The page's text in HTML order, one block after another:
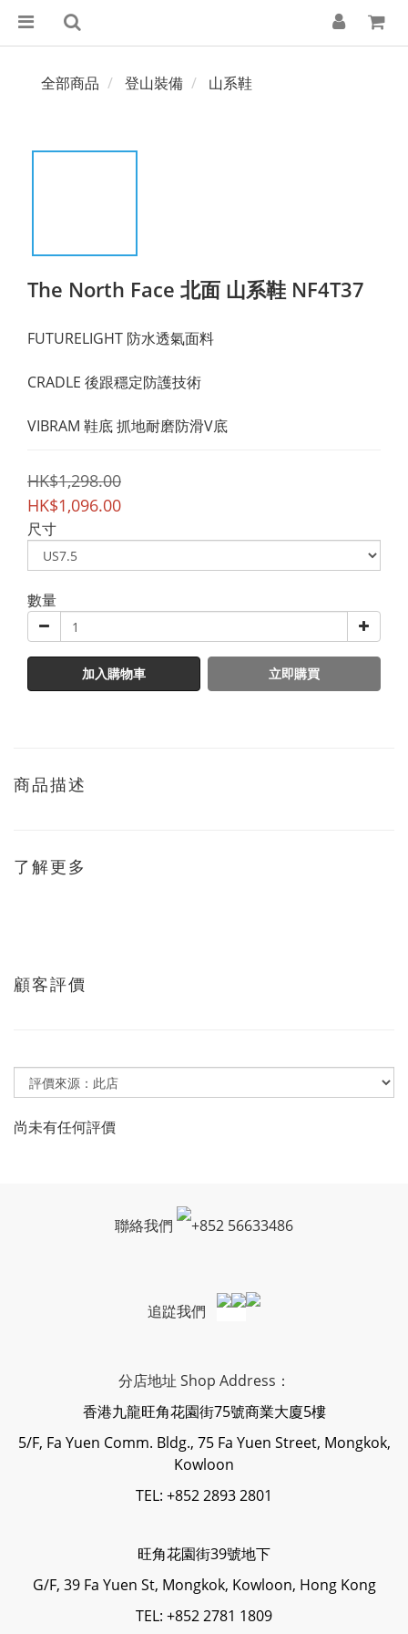
全部商品 登山裝備 山系鞋
The North Face 北面 山系鞋 NF4T37
FUTURELIGHT 防水透氣面料
CRADLE 後跟穩定防護技術
VIBRAM 鞋底 抓地耐磨防滑V底
HK$1,298.00
HK$1,096.00
尺寸
數量
加入購物車 立即購買
商品描述
了解更多
顧客評價
尚未有任何評價
聯絡我們 +852 56633486
追踨我們
分店地址 Shop Address：
香港九龍旺角花園街75號商業大廈5樓
5/F, Fa Yuen Comm. Bldg., 75 Fa Yuen Street, Mongkok,
Kowloon
TEL: +852 2893 2801
旺角花園街39號地下
G/F, 39 Fa Yuen St, Mongkok, Kowloon, Hong Kong
TEL: +852 2781 1809